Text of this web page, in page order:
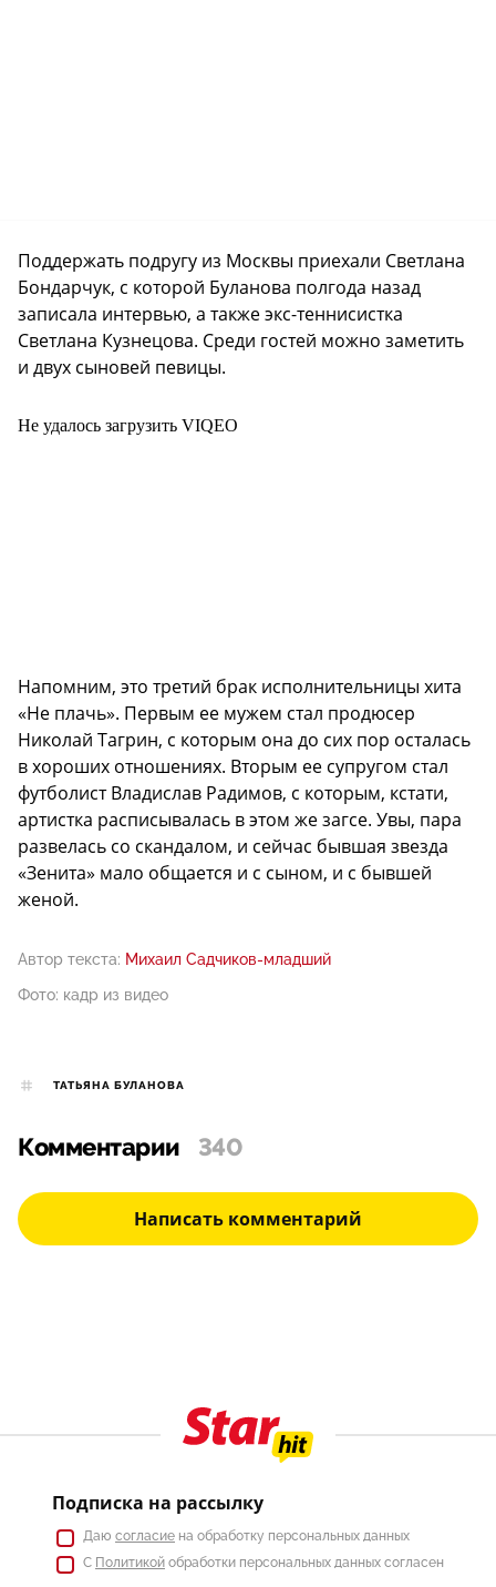
Поддержать подругу из Москвы приехали Светлана
Бондарчук, с которой Буланова полгода назад
записала интервью, а также экс-теннисистка
Светлана Кузнецова. Среди гостей можно заметить
и двух сыновей певицы.
Не удалось загрузить VIQEO
Напомним, это третий брак исполнительницы хита
«Не плачь». Первым ее мужем стал продюсер
Николай Тагрин, с которым она до сих пор осталась
в хороших отношениях. Вторым ее супругом стал
футболист Владислав Радимов, с которым, кстати,
артистка расписывалась в этом же загсе. Увы, пара
развелась со скандалом, и сейчас бывшая звезда
«Зенита» мало общается и с сыном, и с бывшей
женой.
Автор текста: Михаил Садчиков-младший
Фото: кадр из видео
ТАТЬЯНА БУЛАНОВА
Комментарии 340
Написать комментарий
Подписка на рассылку
Даю согласие на обработку персональных данных
С Политикой обработки персональных данных согласен